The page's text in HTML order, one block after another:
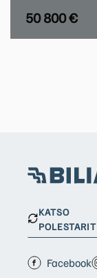
50 800 €
KATSO
POLESTARIT
Facebook